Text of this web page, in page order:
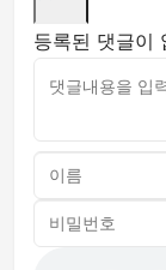
등록된 댓글이